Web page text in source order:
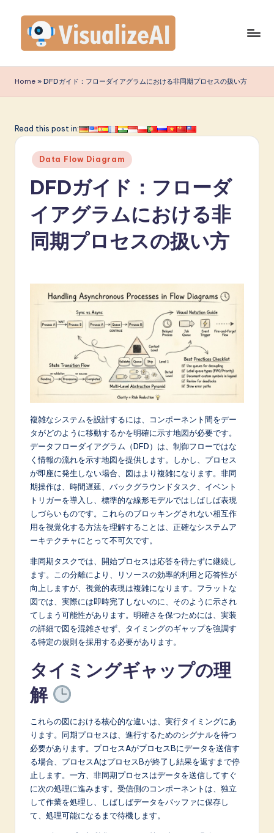
content
is
u
li
p
L
in
A
&
S
w
Home » DFDガイド：フローダイアグラムにおける非同期プロセスの扱い方
Read this post in:
Posted
in
Data Flow Diagram
DFDガイド：フローダ
イアグラムにおける非
同期プロセスの扱い方
複雑なシステムを設計するには、コンポーネント間をデー
タがどのように移動するかを明確に示す地図が必要です。
データフローダイアグラム（DFD）は、制御フローではな
く情報の流れを示す地図を提供します。しかし、プロセス
が即座に発生しない場合、図はより複雑になります。非同
期操作は、時間遅延、バックグラウンドタスク、イベント
トリガーを導入し、標準的な線形モデルではしばしば表現
しづらいものです。これらのブロッキングされない相互作
用を視覚化する方法を理解することは、正確なシステムア
ーキテクチャにとって不可欠です。
非同期タスクでは、開始プロセスは応答を待たずに継続し
ます。この分離により、リソースの効率的利用と応答性が
向上しますが、視覚的表現は複雑になります。フラットな
図では、実際には即時完了しないのに、そのように示され
てしまう可能性があります。明確さを保つためには、実装
の詳細で図を混雑させず、タイミングのギャップを強調す
る特定の規則を採用する必要があります。
タイミングギャップの理
解
これらの図における核心的な違いは、実行タイミングにあ
ります。同期プロセスは、進行するためのシグナルを待つ
必要があります。プロセスAがプロセスBにデータを送信す
る場合、プロセスAはプロセスBが終了し結果を返すまで停
止します。一方、非同期プロセスはデータを送信してすぐ
に次の処理に進みます。受信側のコンポーネントは、独立
して作業を処理し、しばしばデータをバッファに保存し
て、処理可能になるまで待機します。